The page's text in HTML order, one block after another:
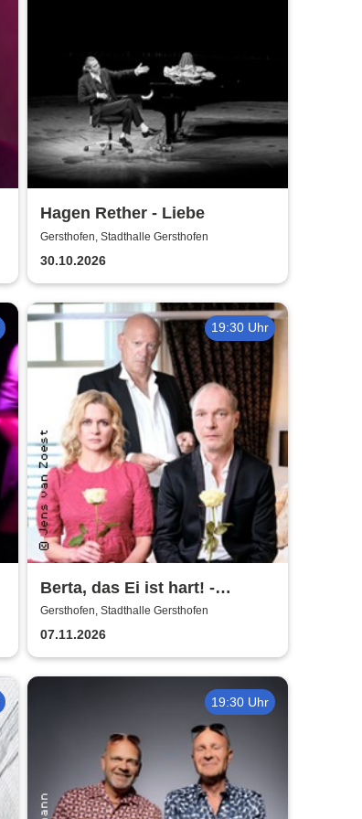
Hagen Rether - Liebe
Gersthofen, Stadthalle Gersthofen
30.10.2026
19:30 Uhr
Berta, das Ei ist hart! -
Christine Sommer, Martin
Brambach und Dietmar
Loeffler
Gersthofen, Stadthalle Gersthofen
07.11.2026
19:30 Uhr